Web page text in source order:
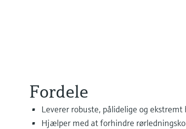
Fordele
Leverer robuste, pålidelige og
Hjælper med at forhindre